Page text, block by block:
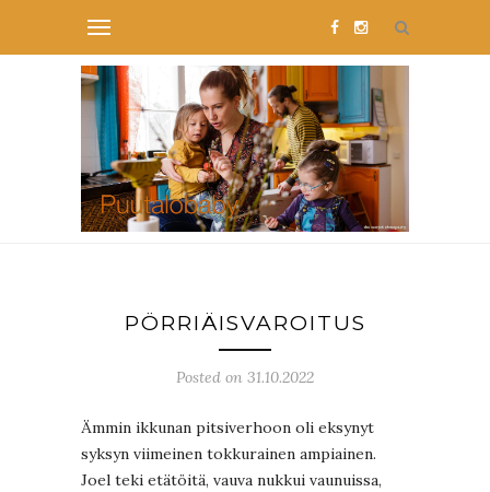
PÖRRIÄISVAROITUS
Posted on 31.10.2022
Ämmin ikkunan pitsiverhoon oli eksynyt
syksyn viimeinen tokkurainen ampiainen.
Joel teki etätöitä, vauva nukkui vaunuissa,